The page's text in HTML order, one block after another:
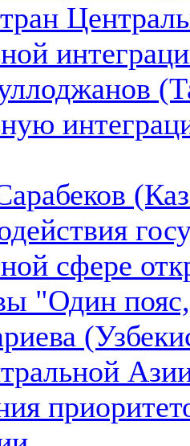
сфере
"Один